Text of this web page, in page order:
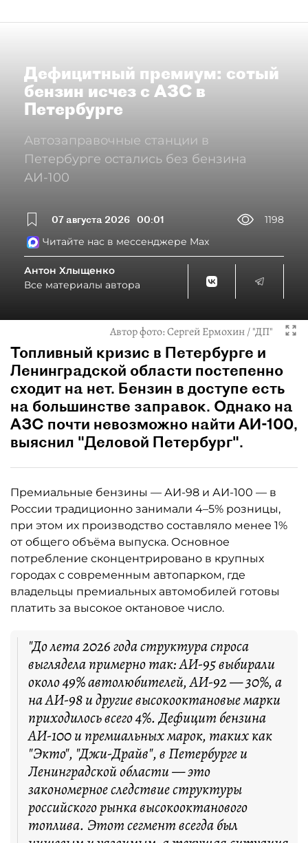
Дефицитный премиум: сотый
бензин исчез с АЗС в
Петербурге
Автозаправочные станции в
Петербурге остались без бензина
АИ-100
07 августа 2026 00:01
1198
Читайте нас в мессенджере Max
Антон Хлыщенко
Все материалы автора
Автор фото:Сергей Ермохин / "ДП"
Топливный кризис в Петербурге и
Ленинградской области постепенно
сходит на нет. Бензин в доступе есть
на большинстве заправок. Однако на
АЗС почти невозможно найти АИ-100,
выяснил "Деловой Петербург".
Премиальные бензины — АИ-98 и АИ-100 — в
России традиционно занимали 4–5% розницы,
при этом их производство составляло менее 1%
от общего объёма выпуска. Основное
потребление сконцентрировано в крупных
городах с современным автопарком, где
владельцы премиальных автомобилей готовы
платить за высокое октановое число.
"До лета 2026 года структура спроса
выглядела примерно так: АИ-95 выбирали
около 49% автолюбителей, АИ-92 — 30%, а
на АИ-98 и другие высокооктановые марки
приходилось всего 4%. Дефицит бензина
АИ-100 и премиальных марок, таких как
"Экто", "Джи-Драйв", в Петербурге и
Ленинградской области — это
закономерное следствие структуры
российского рынка высокооктанового
топлива. Этот сегмент всегда был